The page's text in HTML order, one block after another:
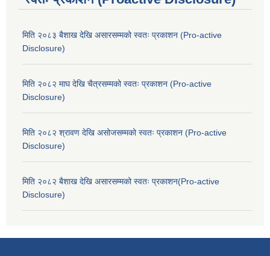
मिति २०८३ बैशाख देखि असारसम्मको स्वतः प्रकाशन (Pro-active
Disclosure)
मिति २०८२ माघ देखि चैत्रसम्मको स्वतः प्रकाशन (Pro-active
Disclosure)
मिति २०८२ श्रावण देखि असोजसम्मको स्वतः प्रकाशन (Pro-active
Disclosure)
मिति २०८२ बैशाख देखि असारसम्मको स्वतः प्रकाशन(Pro-active
Disclosure)